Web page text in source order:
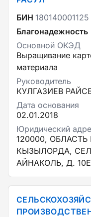
БИН 180140001125
Благонадежность
Основной ОКЭД
Выращивание
материала
Руководитель
КУЛГАЗИЕВ
Дата основания
02.01.2018
Юридический
120000,
КЫЗЫЛОРДА,
АЙНАКОЛЬ, Д. 10Е